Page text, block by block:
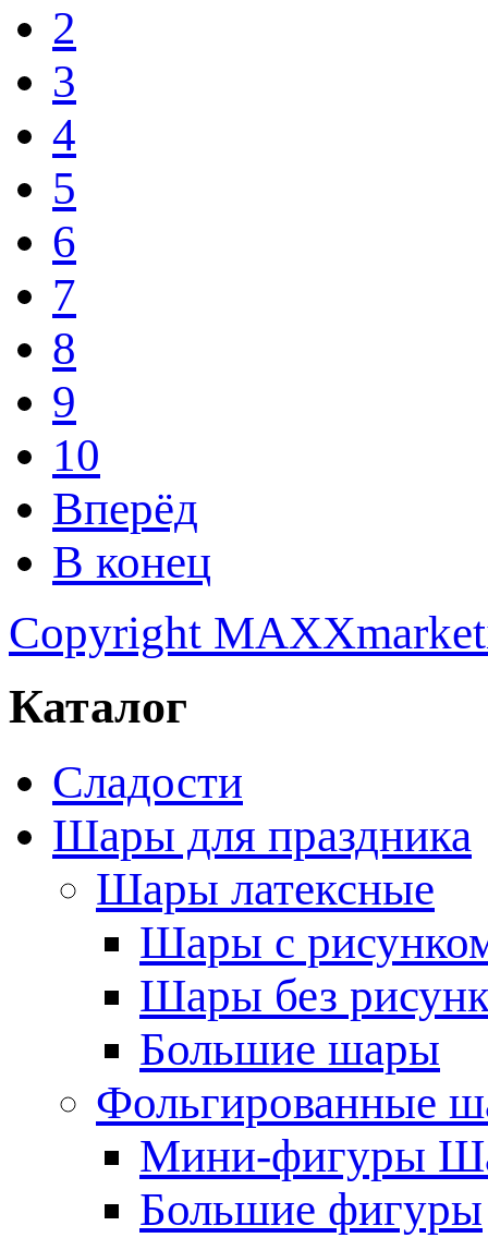
2
3
4
5
6
7
8
9
10
Вперёд
В конец
Copyright
Каталог
Сладости
Шары для праздника
Шары латексные
Шары с
Шары без
Большие шары
Фольгированные
Мини-фигуры
Большие фигуры